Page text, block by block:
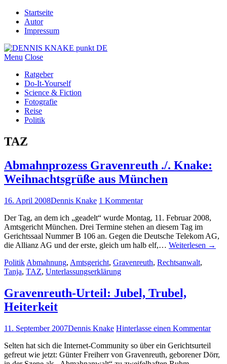
Startseite
Autor
Impressum
Menu Close
Ratgeber
Do-It-Yourself
Science & Fiction
Fotografie
Reise
Politik
TAZ
Abmahnprozess Gravenreuth ./. Knake:
Weihnachtsgrüße aus München
16. April 2008Dennis Knake 1 Kommentar
Der Tag, an dem ich „geadelt“ wurde Montag, 11. Februar 2008,
Amtsgericht München. Drei Termine stehen an diesem Tag im
Gerichtssaal Nummer B 106 an. Gegen die Deutsche Telekom AG,
die Allianz AG und der erste, gleich um halb elf,… Weiterlesen →
Politik Abmahnung, Amtsgericht, Gravenreuth, Rechtsanwalt,
Tanja, TAZ, Unterlassungserklärung
Gravenreuth-Urteil: Jubel, Trubel,
Heiterkeit
11. September 2007Dennis Knake Hinterlasse einen Kommentar
Selten hat sich die Internet-Community so über ein Gerichtsurteil
gefreut wie jetzt: Günter Freiherr von Gravenreuth, geborener Dörr,